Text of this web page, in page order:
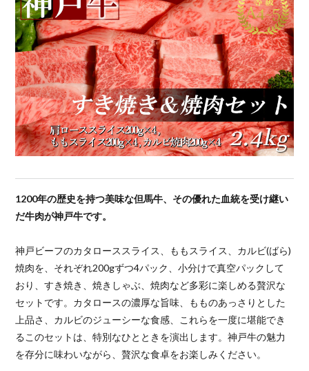
1200年の歴史を持つ美味な但馬牛、その優れた血統を受け継い
だ牛肉が神戸牛です。
神戸ビーフのカタローススライス、ももスライス、カルビ(ばら)
焼肉を、それぞれ200gずつ4パック、小分けで真空パックして
おり、すき焼き、焼きしゃぶ、焼肉など多彩に楽しめる贅沢な
セットです。カタロースの濃厚な旨味、もものあっさりとした
上品さ、カルビのジューシーな食感、これらを一度に堪能でき
るこのセットは、特別なひとときを演出します。神戸牛の魅力
を存分に味わいながら、贅沢な食卓をお楽しみください。